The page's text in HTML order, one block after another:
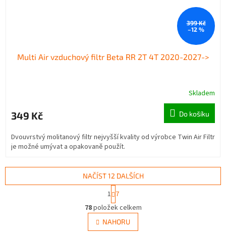
399 Kč
–12 %
Multi Air vzduchový filtr Beta RR 2T 4T 2020-2027->
Skladem
349 Kč Do košíku
Dvouvrstvý molitanový filtr nejvyšší kvality od výrobce Twin Air Filtr
je možné umývat a opakovaně použít.
O
v
l
á
NAČÍST 12 DALŠÍCH
S
t
r
á
n
k
1 7
78položek celkem
NAHORU